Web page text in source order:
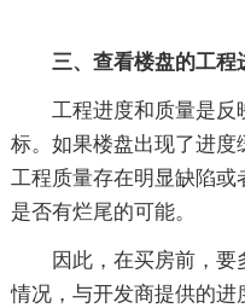
三、查看楼盘的工程
工程进度和质量是反
标。如果楼盘出现了进
工程质量存在明显缺陷
是否有烂尾的可能。
因此，在买房前，
情况，与开发商提供的